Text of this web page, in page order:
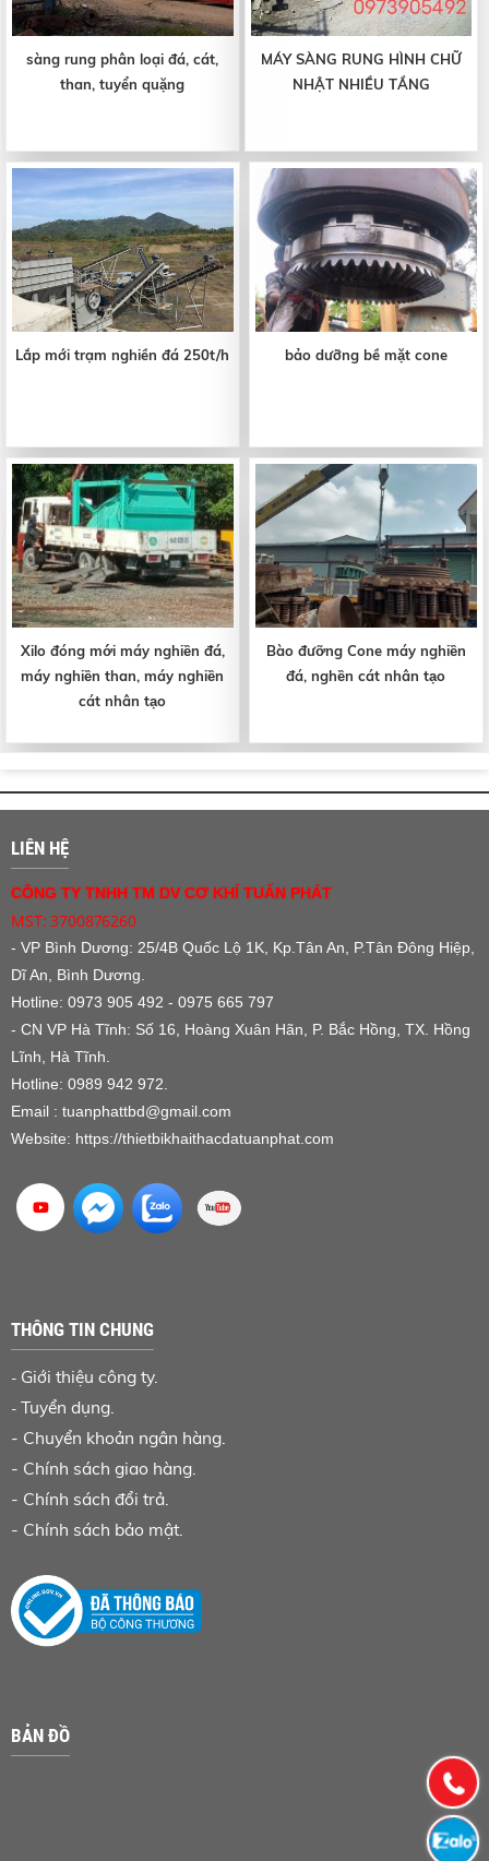
sàng rung phân loại đá, cát,
than, tuyển quặng
MÁY SÀNG RUNG HÌNH CHỮ
NHẬT NHIỀU TẦNG
Lắp mới trạm nghiền đá 250t/h bảo dưỡng bề mặt cone
Xilo đóng mới máy nghiền đá,
máy nghiền than, máy nghiền
cát nhân tạo
Bào đưỡng Cone máy nghiền
đá, nghền cát nhân tạo
LIÊN HỆ
CÔNG TY TNHH TM DV CƠ KHÍ TUẤN PHÁT
MST: 3700876260
- VP Bình Dương: 25/4B Quốc Lộ 1K, Kp.Tân An, P.Tân Đông Hiệp,
Dĩ An, Bình Dương.
Hotline: 0973 905 492 - 0975 665 797
- CN VP Hà Tĩnh: Số 16, Hoàng Xuân Hãn, P. Bắc Hồng, TX. Hồng
Lĩnh, Hà Tĩnh.
Hotline: 0989 942 972.
Email : tuanphattbd@gmail.com
Website: https://thietbikhaithacdatuanphat.com
THÔNG TIN CHUNG
- Giới thiệu công ty.
- Tuyển dụng.
- Chuyển khoản ngân hàng.
- Chính sách giao hàng.
- Chính sách đổi trả.
- Chính sách bảo mật.
BẢN ĐỒ